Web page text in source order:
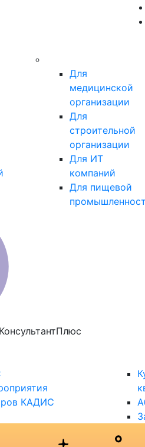
Для
медицинской
организации
Для
строительной
организации
Для ИТ
компаний
Для пищевой
КАДИС